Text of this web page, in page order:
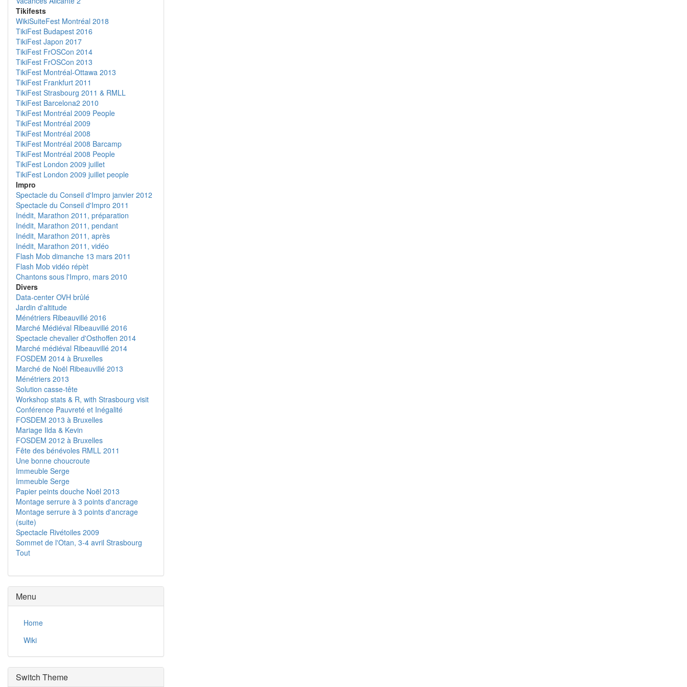
Tikifests
WikiSuiteFest Montréal 2018
TikiFest Budapest 2016
TikiFest Japon 2017
TikiFest FrOSCon 2014
TikiFest FrOSCon 2013
TikiFest Montréal-Ottawa 2013
TikiFest Frankfurt 2011
TikiFest Strasbourg 2011 & RMLL
TikiFest Barcelona2 2010
TikiFest Montréal 2009 People
TikiFest Montréal 2009
TikiFest Montréal 2008
TikiFest Montréal 2008 Barcamp
TikiFest Montréal 2008 People
TikiFest London 2009 juillet
TikiFest London 2009 juillet people
Impro
Spectacle du Conseil d'Impro janvier 2012
Spectacle du Conseil d'Impro 2011
Inédit, Marathon 2011, préparation
Inédit, Marathon 2011, pendant
Inédit, Marathon 2011, après
Inédit, Marathon 2011, vidéo
Flash Mob dimanche 13 mars 2011
Flash Mob vidéo répèt
Chantons sous l'Impro, mars 2010
Divers
Data-center OVH brûlé
Jardin d'altitude
Ménétriers Ribeauvillé 2016
Marché Médiéval Ribeauvillé 2016
Spectacle chevalier d'Osthoffen 2014
Marché médiéval Ribeauvillé 2014
FOSDEM 2014 à Bruxelles
Marché de Noël Ribeauvillé 2013
Ménétriers 2013
Solution casse-tête
Workshop stats & R, with Strasbourg visit
Conférence Pauvreté et Inégalité
FOSDEM 2013 à Bruxelles
Mariage Ilda & Kevin
FOSDEM 2012 à Bruxelles
Fête des bénévoles RMLL 2011
Une bonne choucroute
Immeuble Serge
Immeuble Serge
Papier peints douche Noël 2013
Montage serrure à 3 points d'ancrage
Montage serrure à 3 points d'ancrage
(suite)
Spectacle Rivétoiles 2009
Sommet de l'Otan, 3-4 avril Strasbourg
Tout
Menu
Home
Wiki
Switch Theme